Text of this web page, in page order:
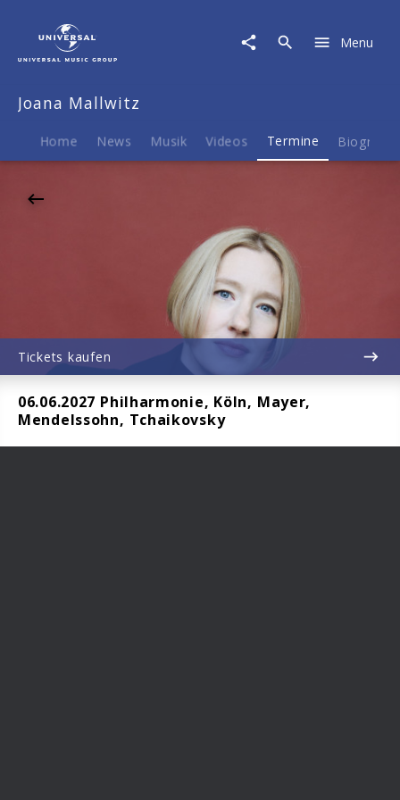
06.06.2027
Köln,
Mendelssohn,
Tchaikovsky
Menu
Joana Mallwitz
Home News Musik Videos Termine Biografie
06.06.2027 Philharmonie, Köln, Mayer,
Mendelssohn, Tchaikovsky
Tickets kaufen